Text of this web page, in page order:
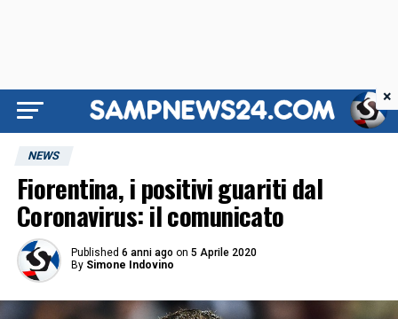
NEWS
Fiorentina, i positivi guariti dal
Coronavirus: il comunicato
Published 6 anni ago on 5 Aprile 2020
By Simone Indovino
×